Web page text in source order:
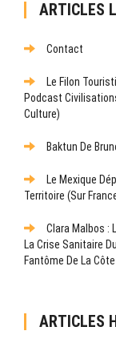
ARTICLES
Contact
Le Filon
Podcast
Culture)
Baktun De
Le Mexique
Territoire (sur
Clara Malbos :
La Crise Sanitaire
Fantôme De La
ARTICLES